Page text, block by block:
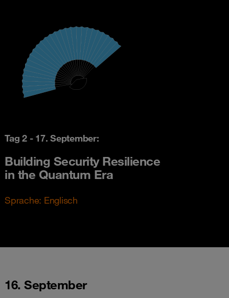
Tag 2 - 17. September:
Building Security Resilience
in the Quantum Era
Sprache: Englisch
16. September